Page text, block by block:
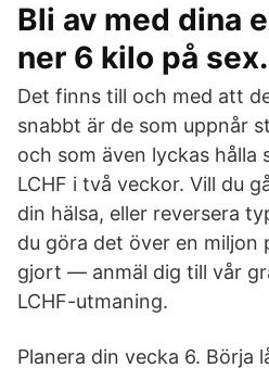
Bli av med dina
ner 6 kilo på
Det finns till och med att
snabbt är de som uppnår
och som även lyckas hålla
LCHF i två veckor. Vill du
din hälsa, eller reversera
du göra det över en miljon
gjort — anmäl dig till vår
LCHF-utmaning.
Planera din vecka 6. Börja